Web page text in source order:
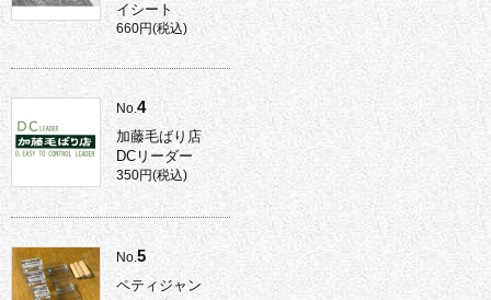
イシート
660円(税込)
No.4
加藤毛ばり店
DCリーダー
350円(税込)
No.5
ペティジャン